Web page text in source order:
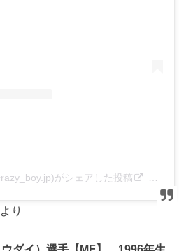
がシェアした投稿
り